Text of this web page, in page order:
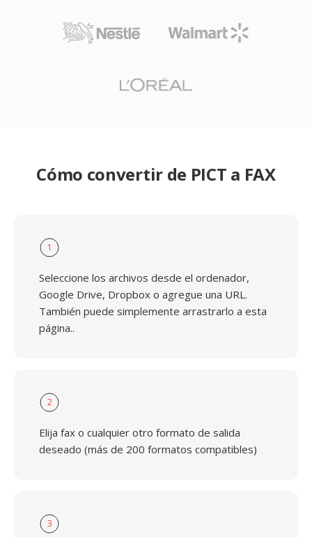
Cómo convertir de PICT a FAX
1
Seleccione los archivos desde el ordenador,
Google Drive, Dropbox o agregue una URL.
También puede simplemente arrastrarlo a esta
página..
2
Elija fax o cualquier otro formato de salida
deseado (más de 200 formatos compatibles)
3